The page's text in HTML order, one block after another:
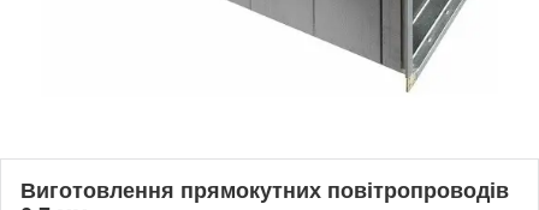
Виготовлення прямокутних повітропроводів